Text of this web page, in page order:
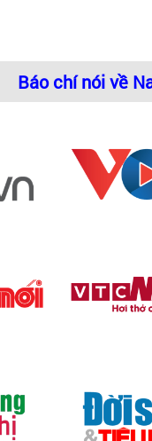
Báo chí nói về